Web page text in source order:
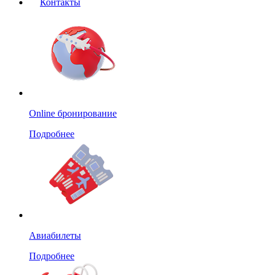
Контакты
Online бронирование
Подробнее
Авиабилеты
Подробнее